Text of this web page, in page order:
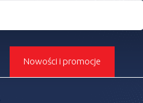
Nowości i promocje